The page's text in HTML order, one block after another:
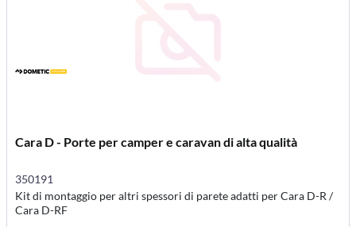
Cara D - Porte per camper e caravan di alta qualità
350191
Kit di montaggio per altri spessori di parete adatti per Cara D-R /
Cara D-RF